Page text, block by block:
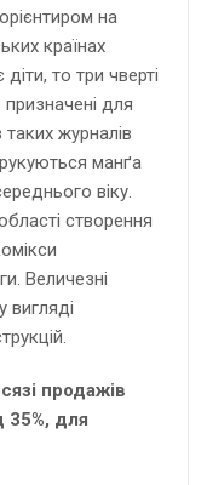
на
країнах
то три чверті
призначені для
журналів
манґа
віку.
створення
Величезні
вигляді
продажів
35%, для